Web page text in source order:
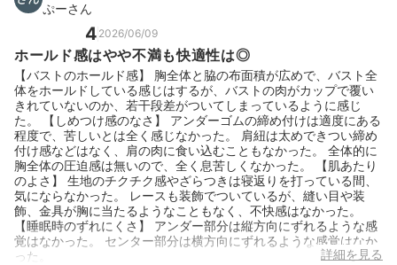
ぷーさん
4 2026/06/09
ホールド感はやや不満も快適性は◎
【バストのホールド感】 胸全体と脇の布面積が広めで、バスト全
体をホールドしている感じはするが、バストの肉がカップで覆い
きれていないのか、若干段差がついてしまっているように感じ
た。 【しめつけ感のなさ】 アンダーゴムの締め付けは適度にある
程度で、苦しいとは全く感じなかった。 肩紐は太めできつい締め
付け感などはなく、肩の肉に食い込むこともなかった。 全体的に
胸全体の圧迫感は無いので、全く息苦しくなかった。 【肌あたり
のよさ】 生地のチクチク感やざらつきは寝返りを打っている間、
気にならなかった。 レースも装飾でついているが、縫い目や装
飾、金具が胸に当たるようなこともなく、不快感はなかった。
【睡眠時のずれにくさ】 アンダー部分は縦方向にずれるような感
覚はなかった。 センター部分は横方向にずれるような感覚はなか
った。
詳細を見る